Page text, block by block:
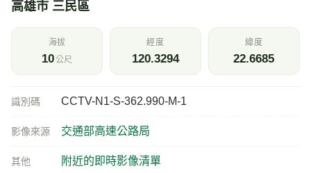
高雄市 三民區
海拔
10公尺
經度
120.3294
緯度
22.6685
識別碼 CCTV-N1-S-362.990-M-1
影像來源 交通部高速公路局
其他 附近的即時影像清單